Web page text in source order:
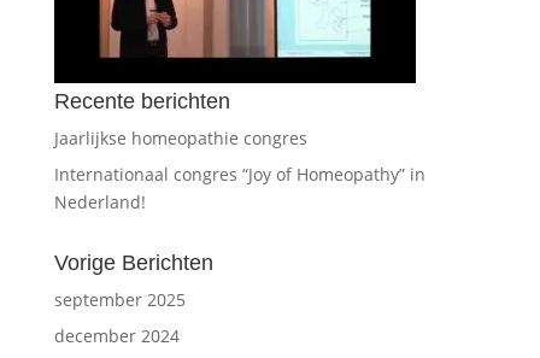
Recente berichten
Jaarlijkse homeopathie congres
Internationaal congres “Joy of Homeopathy” in
Nederland!
Vorige Berichten
september 2025
december 2024